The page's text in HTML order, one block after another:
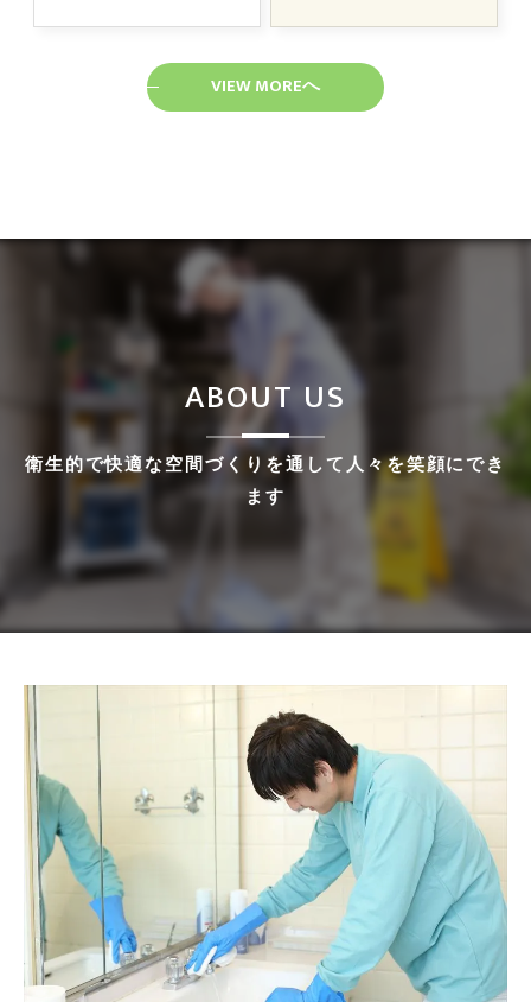
VIEW MOREへ
衛生的で快適な空間づくりを通して人々を笑顔にでき
ます
ABOUT US